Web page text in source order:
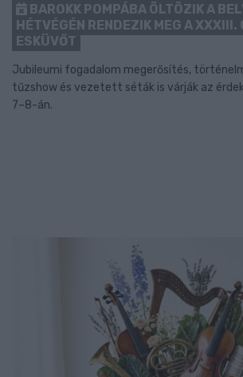
BAROKK POMPÁBA ÖLTÖZIK A
HÉTVÉGÉN RENDEZIK MEG A XXXIII.
ESKÜVŐT
Jubileumi fogadalom megerősítés,
tűzshow és vezetett séták is várják az
7–8-án.